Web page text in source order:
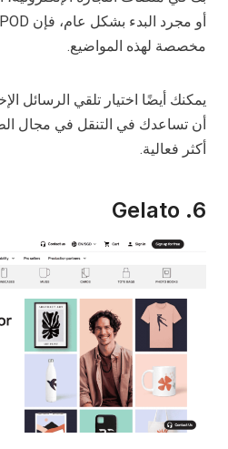
مخصصة لهذه المواضيع.
يمكنك أيضًا اختيار تلقي الرسائل
أن تساعدك في التنقل في مجال
أكثر فعالية.
6. Gelato